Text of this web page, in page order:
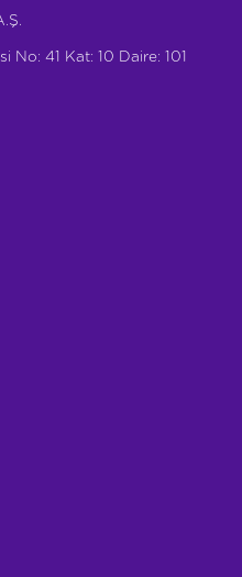
No: 41 Kat: 10 Daire: 101